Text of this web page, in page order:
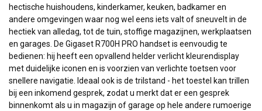
hectische huishoudens, kinderkamer, keuken, badkamer en
andere omgevingen waar nog wel eens iets valt of sneuvelt in de
hectiek van alledag, tot de tuin, stoffige magazijnen, werkplaatsen
en garages. De Gigaset R700H PRO handset is eenvoudig te
bedienen: hij heeft een opvallend helder verlicht kleurendisplay
met duidelijke iconen en is voorzien van verlichte toetsen voor
snellere navigatie. Ideaal ook is de trilstand - het toestel kan trillen
bij een inkomend gesprek, zodat u merkt dat er een gesprek
binnenkomt als u in magazijn of garage op hele andere rumoerige